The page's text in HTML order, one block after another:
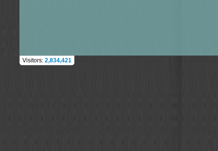
Visitors: 2,834,421